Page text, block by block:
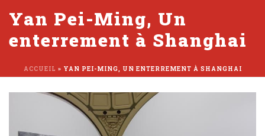
Yan Pei-Ming, Un
enterrement à Shanghai
ACCUEIL » YAN PEI-MING, UN ENTERREMENT À SHANGHAI